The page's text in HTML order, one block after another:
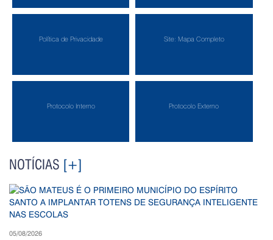
Política de Privacidade Site: Mapa Completo
Protocolo Interno Protocolo Externo
NOTÍCIAS [+]
05/08/2026